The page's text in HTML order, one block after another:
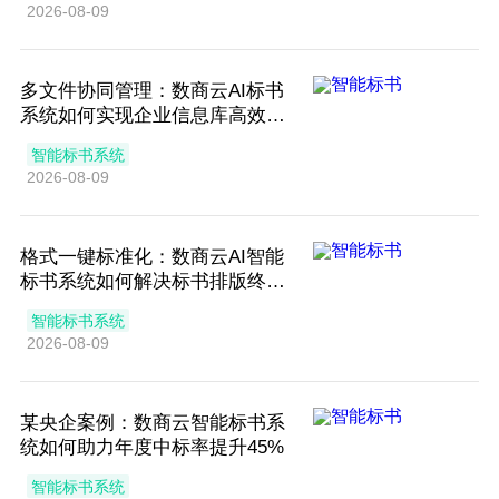
2026-08-09
多文件协同管理：数商云AI标书
系统如何实现企业信息库高效调
智能标书系统
2026-08-09
格式一键标准化：数商云AI智能
标书系统如何解决标书排版终极
智能标书系统
2026-08-09
某央企案例：数商云智能标书系
统如何助力年度中标率提升45%
智能标书系统